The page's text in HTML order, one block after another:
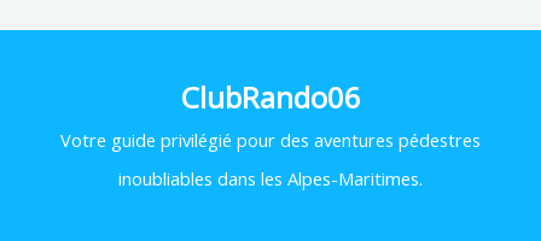
ClubRando06
Votre guide privilégié pour des aventures pédestres
inoubliables dans les Alpes-Maritimes.